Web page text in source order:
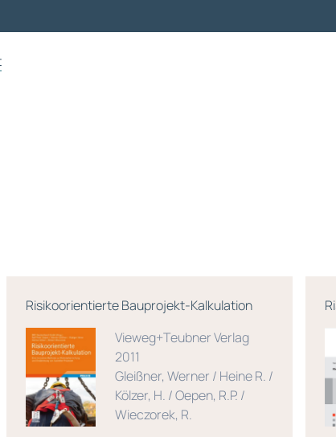
Risikoorientierte Bauprojekt-Kalkulation
Vieweg+Teubner Verlag
2011
Gleißner, Werner / Heine R. /
Kölzer, H. / Oepen, R.P. /
Wieczorek, R.